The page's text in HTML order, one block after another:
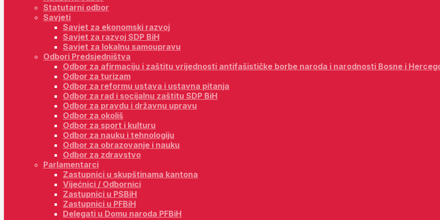
Statutarni odbor
Savjeti
Savjet za ekonomski razvoj
Savjet za razvoj SDP BiH
Savjet za lokalnu samoupravu
Odbori Predsjedništva
Odbor za afirmaciju i zaštitu vrijednosti antifašističke borbe naroda i narodnosti Bosne i
Odbor za turizam
Odbor za reformu ustava i ustavna pitanja
Odbor za rad i socijalnu zaštitu SDP BiH
Odbor za pravdu i državnu upravu
Odbor za okoliš
Odbor za sport i kulturu
Odbor za nauku i tehnologiju
Odbor za obrazovanje i nauku
Odbor za zdravstvo
Parlamentarci
Zastupnici u skupštinama kantona
Vijećnici / Odbornici
Zastupnici u PSBiH
Zastupnici u PFBiH
Delegati u Domu naroda PFBiH